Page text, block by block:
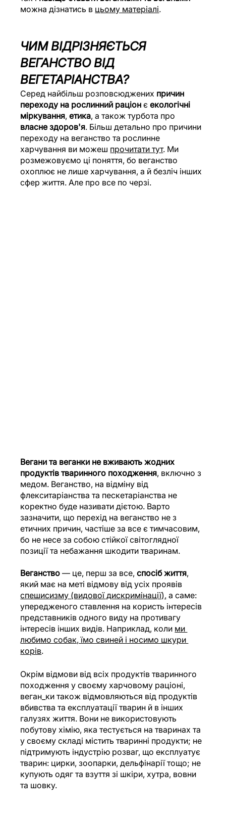
можна дізнатись в цьому матеріалі.
ЧИМ ВІДРІЗНЯЄТЬСЯ
ВЕГАНСТВО ВІД
ВЕГЕТАРІАНСТВА?
Серед найбільш розповсюджених причин
переходу на рослинний раціон є екологічні
міркування, етика, а також турбота про
власне здоров'я. Більш детально про причини
переходу на веганство та рослинне
харчування ви можеш прочитати тут. Ми
розмежовуємо ці поняття, бо веганство
охоплює не лише харчування, а й безліч інших
сфер життя. Але про все по черзі.
Вегани та веганки не вживають жодних
продуктів тваринного походження, включно з
медом. Веганство, на відміну від
флекситаріанства та пескетаріанства не
коректно буде називати дієтою. Варто
зазначити, що перехід на веганство не з
етичних причин, частіше за все є тимчасовим,
бо не несе за собою стійкої світоглядної
позиції та небажання шкодити тваринам.
Веганство — це, перш за все, спосіб життя,
який має на меті відмову від усіх проявів
спешисизму (видової дискримінації), а саме:
упередженого ставлення на користь інтересів
представників одного виду на противагу
інтересів інших видів. Наприклад, коли ми
любимо собак, їмо свиней і носимо шкури
корів.
Окрім відмови від всіх продуктів тваринного
походження у своєму харчовому раціоні,
веган_ки також відмовляються від продуктів
вбивства та експлуатації тварин й в інших
галузях життя. Вони не використовують
побутову хімію, яка тестується на тваринах та
у своєму складі містить тваринні продукти; не
підтримують індустрію розваг, що експлуатує
тварин: цирки, зоопарки, дельфінарії тощо; не
купують одяг та взуття зі шкіри, хутра, вовни
та шовку.